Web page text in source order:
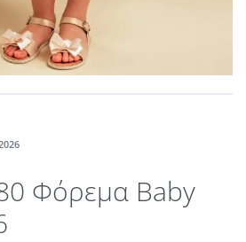
Φόρεμα Baby